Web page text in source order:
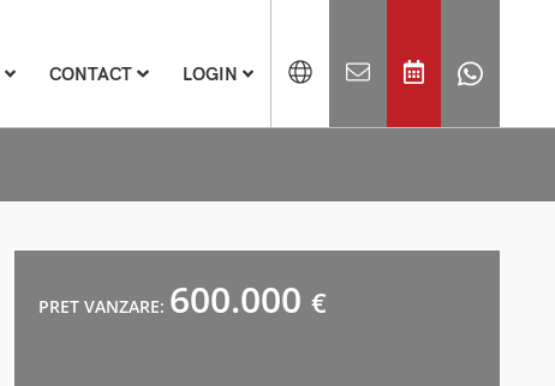
CONTACT LOGIN
PRET VANZARE: 600.000 €